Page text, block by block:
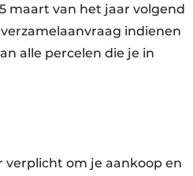
maart van het jaar volgend
indienen
alle percelen die je in
om je aankoop en